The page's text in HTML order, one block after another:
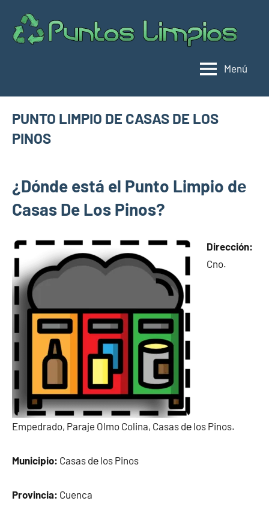
contenido
Menú
PUNTO LIMPIO DE CASAS DE LOS
PINOS
limpios en
municipios
de Cuenca
12,
2024
¿Dónde está el Punto Limpio dе
Casas De Los Pinos?
Dirección:
Cno.
Empedrado, Paraje Olmo Colina, Casas dе los Pinos.
Municipio: Casas dе los Pinos
Provincia: Cuenca